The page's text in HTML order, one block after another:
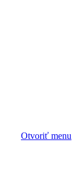
Otvoriť menu